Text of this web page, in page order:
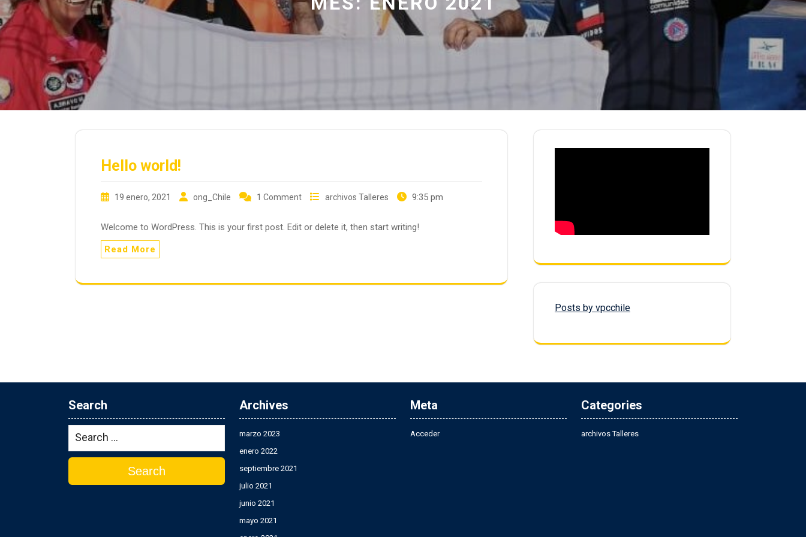
Hello world!
19 enero, 2021 ong_Chile 1 Comment archivos Talleres 9:35 pm
Welcome to WordPress. This is your first post. Edit or delete it, then start writing!
Read More
Posts by vpcchile
Search
Search
Archives
marzo 2023
enero 2022
septiembre 2021
julio 2021
junio 2021
mayo 2021
Meta
Acceder
Categories
archivos Talleres